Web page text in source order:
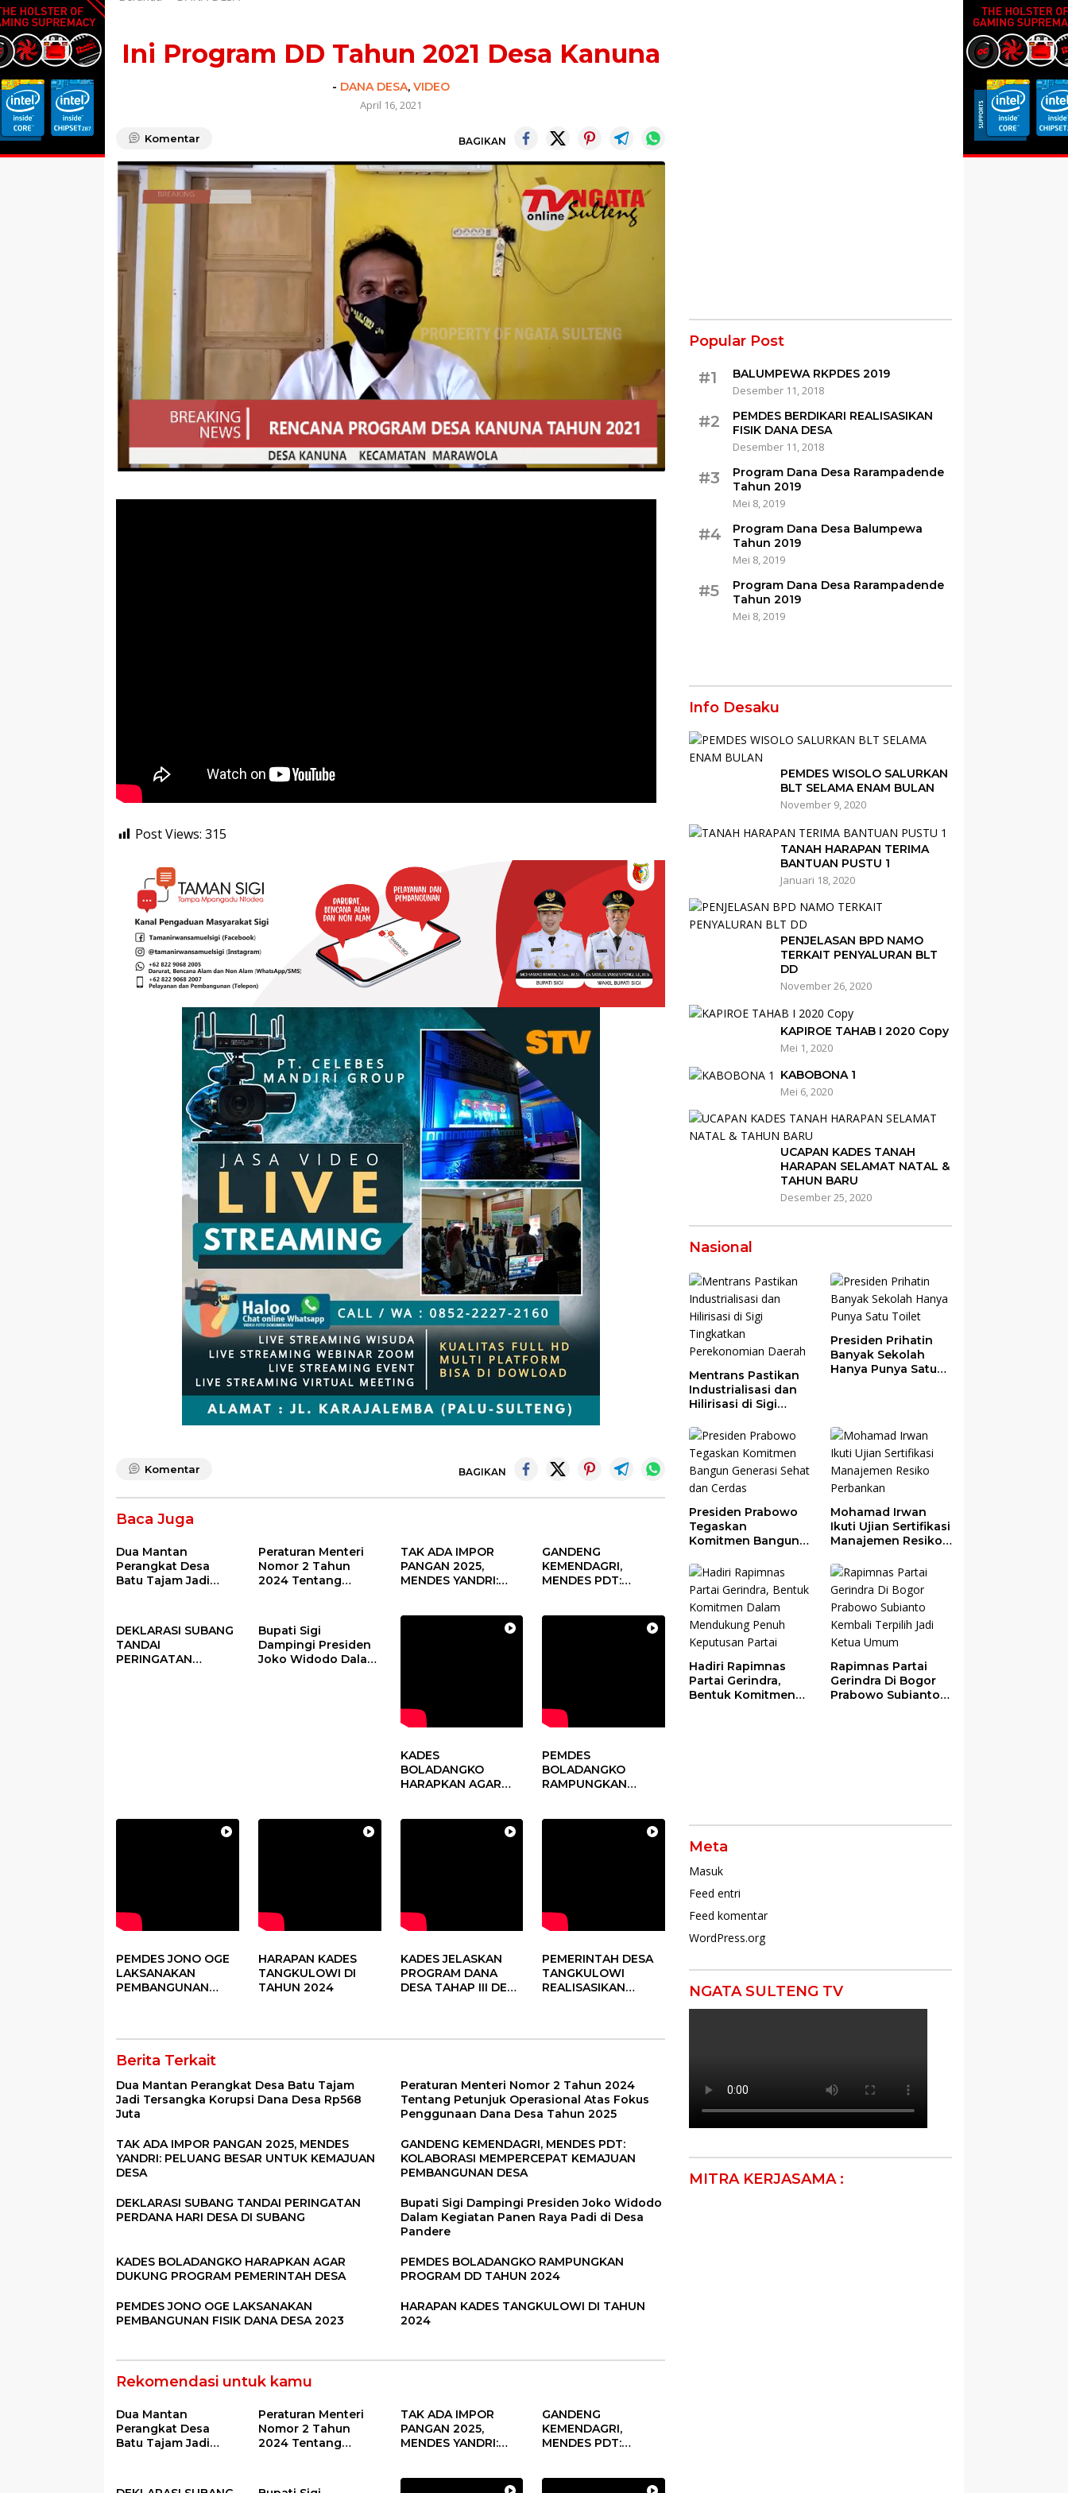
Ini Program DD Tahun 2021 Desa Kanuna
- DANA DESA, VIDEO
April 16, 2021
Komentar BAGIKAN
Post Views: 315
Komentar BAGIKAN
Baca Juga
Dua Mantan
Perangkat Desa
Batu Tajam Jadi
Juta
Peraturan Menteri
Nomor 2 Tahun
2024 Tentang
Fokus Penggunaan
Dana Desa Tahun
2025
TAK ADA IMPOR
PANGAN 2025,
MENDES YANDRI:
GANDENG
KEMENDAGRI,
MENDES PDT:
DEKLARASI SUBANG
TANDAI
PERINGATAN
Bupati Sigi
Dampingi Presiden
Joko Widodo Dalam
KADES
BOLADANGKO
HARAPKAN AGAR
PEMDES
BOLADANGKO
RAMPUNGKAN
PEMDES JONO OGE
LAKSANAKAN
PEMBANGUNAN
HARAPAN KADES
TANGKULOWI DI
TAHUN 2024
KADES JELASKAN
PROGRAM DANA
DESA TAHAP III DESA
PEMERINTAH DESA
TANGKULOWI
REALISASIKAN
Berita Terkait
Dua Mantan Perangkat Desa Batu Tajam
Jadi Tersangka Korupsi Dana Desa Rp568
Juta
Peraturan Menteri Nomor 2 Tahun 2024
Tentang Petunjuk Operasional Atas Fokus
Penggunaan Dana Desa Tahun 2025
TAK ADA IMPOR PANGAN 2025, MENDES
YANDRI: PELUANG BESAR UNTUK KEMAJUAN
DESA
GANDENG KEMENDAGRI, MENDES PDT:
KOLABORASI MEMPERCEPAT KEMAJUAN
PEMBANGUNAN DESA
DEKLARASI SUBANG TANDAI PERINGATAN
PERDANA HARI DESA DI SUBANG
Bupati Sigi Dampingi Presiden Joko Widodo
Dalam Kegiatan Panen Raya Padi di Desa
Pandere
KADES BOLADANGKO HARAPKAN AGAR
DUKUNG PROGRAM PEMERINTAH DESA
PEMDES BOLADANGKO RAMPUNGKAN
PROGRAM DD TAHUN 2024
PEMDES JONO OGE LAKSANAKAN
PEMBANGUNAN FISIK DANA DESA 2023
HARAPAN KADES TANGKULOWI DI TAHUN
2024
Rekomendasi untuk kamu
Dua Mantan
Perangkat Desa
Batu Tajam Jadi
Juta
Peraturan Menteri
Nomor 2 Tahun
2024 Tentang
Fokus Penggunaan
TAK ADA IMPOR
PANGAN 2025,
MENDES YANDRI:
GANDENG
KEMENDAGRI,
MENDES PDT:
Popular Post
#1
BALUMPEWA RKPDES 2019
Desember 11, 2018
#2
PEMDES BERDIKARI REALISASIKAN
FISIK DANA DESA
Desember 11, 2018
#3
Program Dana Desa Rarampadende
Tahun 2019
Mei 8, 2019
#4
Program Dana Desa Balumpewa
Tahun 2019
Mei 8, 2019
#5
Program Dana Desa Rarampadende
Tahun 2019
Mei 8, 2019
Info Desaku
PEMDES WISOLO SALURKAN
BLT SELAMA ENAM BULAN
November 9, 2020
TANAH HARAPAN TERIMA
BANTUAN PUSTU 1
Januari 18, 2020
PENJELASAN BPD NAMO
TERKAIT PENYALURAN BLT
DD
November 26, 2020
KAPIROE TAHAB I 2020 Copy
Mei 1, 2020
KABOBONA 1
Mei 6, 2020
UCAPAN KADES TANAH
HARAPAN SELAMAT NATAL &
TAHUN BARU
Desember 25, 2020
Nasional
Mentrans Pastikan
Industrialisasi dan
Hilirisasi di Sigi
Perekonomian
Daerah
Presiden Prihatin
Banyak Sekolah
Hanya Punya Satu
Presiden Prabowo
Tegaskan
Komitmen Bangun
Cerdas
Mohamad Irwan
Ikuti Ujian Sertifikasi
Manajemen Resiko
Hadiri Rapimnas
Partai Gerindra,
Bentuk Komitmen
Rapimnas Partai
Gerindra Di Bogor
Prabowo Subianto
Meta
Masuk
Feed entri
Feed komentar
WordPress.org
NGATA SULTENG TV
MITRA KERJASAMA :